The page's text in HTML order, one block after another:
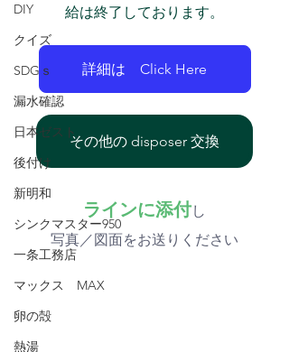
DIY
クイズ
SDGｓ
漏水確認
日本ゼスト
後付け
新明和
シンクマスター950
一条工務店
マックス MAX
卵の殻
熱湯
給は終了しております。
詳細は Click Here
その他の disposer 交換
ラインに添付し
写真／図面をお送りください